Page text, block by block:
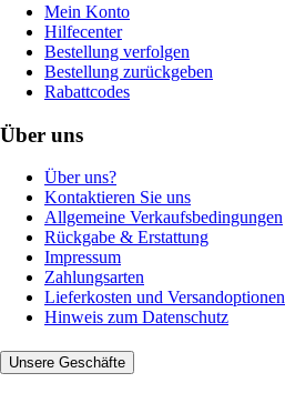
Mein Konto
Hilfecenter
Bestellung verfolgen
Bestellung zurückgeben
Rabattcodes
Über uns
Über uns?
Kontaktieren Sie uns
Allgemeine Verkaufsbedingungen
Rückgabe & Erstattung
Impressum
Zahlungsarten
Lieferkosten und Versandoptionen
Hinweis zum Datenschutz
Unsere Geschäfte